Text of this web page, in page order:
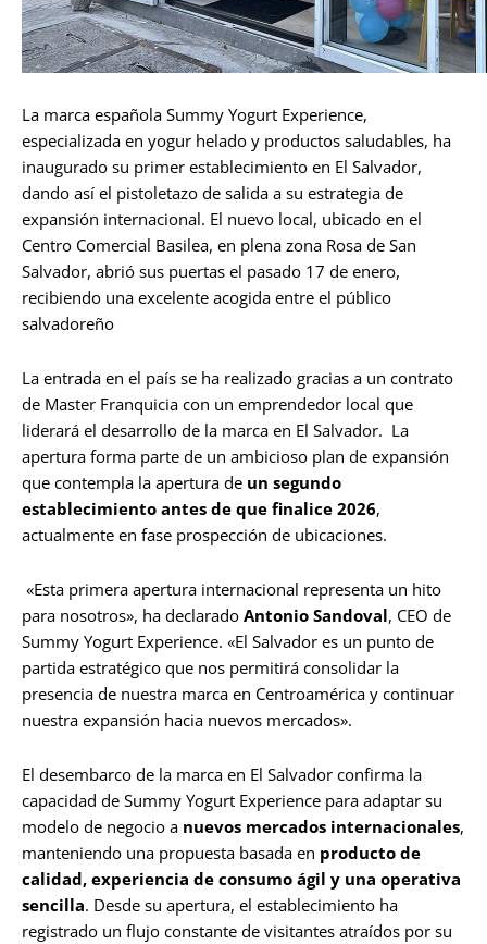
La marca española Summy Yogurt Experience,
especializada en yogur helado y productos saludables, ha
inaugurado su primer establecimiento en El Salvador,
dando así el pistoletazo de salida a su estrategia de
expansión internacional. El nuevo local, ubicado en el
Centro Comercial Basilea, en plena zona Rosa de San
Salvador, abrió sus puertas el pasado 17 de enero,
recibiendo una excelente acogida entre el público
salvadoreño
La entrada en el país se ha realizado gracias a un contrato
de Master Franquicia con un emprendedor local que
liderará el desarrollo de la marca en El Salvador. La
apertura forma parte de un ambicioso plan de expansión
que contempla la apertura de un segundo
establecimiento antes de que finalice 2026,
actualmente en fase prospección de ubicaciones.
«Esta primera apertura internacional representa un hito
para nosotros», ha declarado Antonio Sandoval, CEO de
Summy Yogurt Experience. «El Salvador es un punto de
partida estratégico que nos permitirá consolidar la
presencia de nuestra marca en Centroamérica y continuar
nuestra expansión hacia nuevos mercados».
El desembarco de la marca en El Salvador confirma la
capacidad de Summy Yogurt Experience para adaptar su
modelo de negocio a nuevos mercados internacionales,
manteniendo una propuesta basada en producto de
calidad, experiencia de consumo ágil y una operativa
sencilla. Desde su apertura, el establecimiento ha
registrado un flujo constante de visitantes atraídos por su